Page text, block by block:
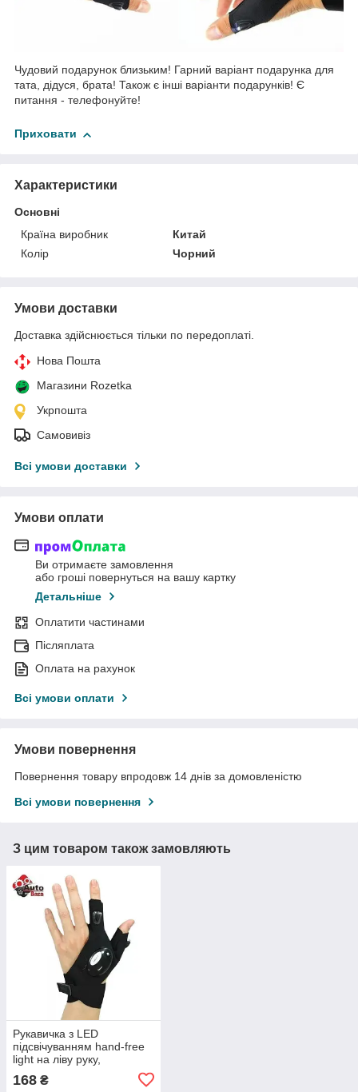
Чудовий подарунок близьким! Гарний варіант подарунка для
тата, дідуся, брата! Також є інші варіанти подарунків! Є
питання - телефонуйте!
Приховати
Характеристики
Основні
Країна виробник
Китай
Колір
Чорний
Умови доставки
Доставка здійснюється тільки по передоплаті.
Нова Пошта
Магазини Rozetka
Укрпошта
Самовивіз
Всі умови доставки
Умови оплати
Ви отримаєте замовлення
або гроші повернуться на вашу картку
Детальніше
Оплатити частинами
Післяплата
Оплата на рахунок
Всі умови оплати
Умови повернення
Повернення товару впродовж 14 днів за домовленістю
Всі умови повернення
З цим товаром також замовляють
Рукавичка з LED
підсвічуванням hand-free
light на ліву руку,
Світлодіодна рукавичка на
пальцях із вбудованим
168 ₴